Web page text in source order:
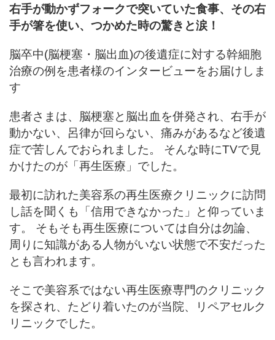
右手が動かずフォークで突いていた食事、その右
手が箸を使い、つかめた時の驚きと涙！
脳卒中(脳梗塞・脳出血)の後遺症に対する幹細胞
治療の例を患者様のインタービューをお届けしま
す
患者さまは、脳梗塞と脳出血を併発され、右手が
動かない、呂律が回らない、痛みがあるなど後遺
症で苦しんでおられました。 そんな時にTVで見
かけたのが「再生医療」でした。
最初に訪れた美容系の再生医療クリニックに訪問
し話を聞くも「信用できなかった」と仰っていま
す。 そもそも再生医療については自分は勿論、
周りに知識がある人物がいない状態で不安だった
とも言われます。
そこで美容系ではない再生医療専門のクリニック
を探され、たどり着いたのが当院、リペアセルク
リニックでした。